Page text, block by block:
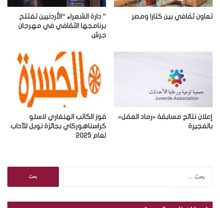
ت
ر
تعاون ثقافي بين كتارا ومصر
” دارة الشعراء “الأردنيين تفتتح
برنامجها الثقافي في مهرجان
جرش
إعلان نتائج مسابقة «رماد العقل»
بالفجيرة
فوز الكاتب الهنغاري لاسلو
كراسناهوركاي بجائزة نوبل للآداب
لعام 2025
ح